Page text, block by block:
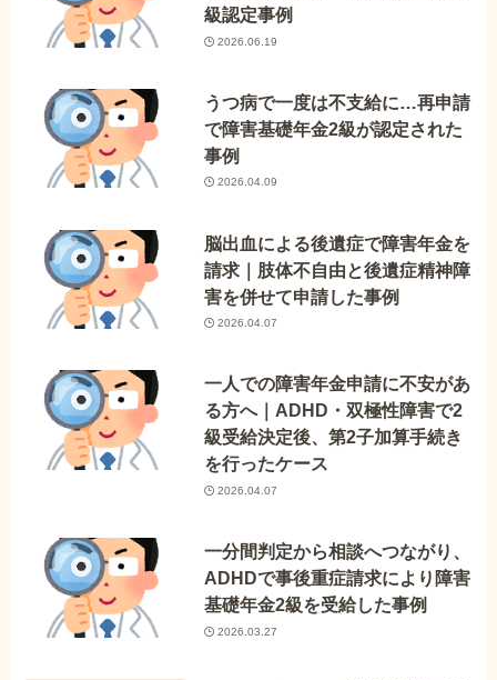
級認定事例
2026.06.19
うつ病で一度は不支給に…再申請
で障害基礎年金2級が認定された
事例
2026.04.09
脳出血による後遺症で障害年金を
請求｜肢体不自由と後遺症精神障
害を併せて申請した事例
2026.04.07
一人での障害年金申請に不安があ
る方へ｜ADHD・双極性障害で2
級受給決定後、第2子加算手続き
を行ったケース
2026.04.07
一分間判定から相談へつながり、
ADHDで事後重症請求により障害
基礎年金2級を受給した事例
2026.03.27